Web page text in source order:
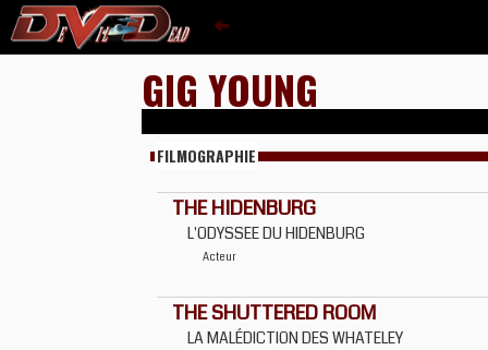
GIG YOUNG
FILMOGRAPHIE
THE HIDENBURG
L'ODYSSEE DU HIDENBURG
Acteur
THE SHUTTERED ROOM
LA MALÉDICTION DES WHATELEY